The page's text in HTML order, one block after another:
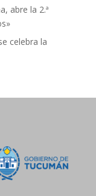
abre la 2.ª
celebra la